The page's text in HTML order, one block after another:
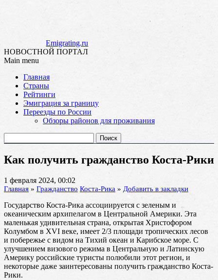
Emigrating.ru
НОВОСТНОЙ ПОРТАЛ
Main menu
content
Главная
Страны
Рейтинги
Эмиграция за границу
Переезды по России
Обзоры районов для проживания
Как получить гражданство Коста-Рики
1 февраля 2024, 00:02
Главная » Гражданство Коста-Рика » Добавить в закладки
Государство Коста-Рика ассоциируется с зеленым и
океаническим архипелагом в Центральной Америки. Эта
маленькая удивительная страна, открытая Христофором
Колумбом в XVI веке, имеет 2/3 площади тропических лесов
и побережье с видом на Тихий океан и Карибское море. С
улучшением визового режима в Центральную и Латинскую
Америку российские туристы полюбили этот регион, и
некоторые даже заинтересованы получить гражданство Коста-
Рики.